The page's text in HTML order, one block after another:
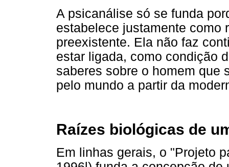
A psicanálise só se funda
estabelece justamente como
preexistente. Ela não faz
estar ligada, como condição
saberes sobre o homem que
pelo mundo a partir da
Raízes biológicas de
Em linhas gerais, o "Projeto